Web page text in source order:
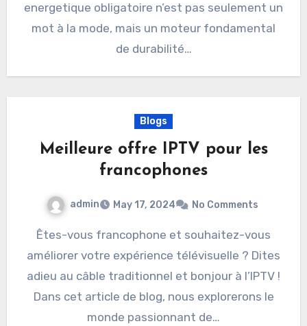
energetique obligatoire n’est pas seulement un
mot à la mode, mais un moteur fondamental
de durabilité…
Blogs
Meilleure offre IPTV pour les
francophones
admin May 17, 2024 No Comments
Êtes-vous francophone et souhaitez-vous
améliorer votre expérience télévisuelle ? Dites
adieu au câble traditionnel et bonjour à l’IPTV !
Dans cet article de blog, nous explorerons le
monde passionnant de…